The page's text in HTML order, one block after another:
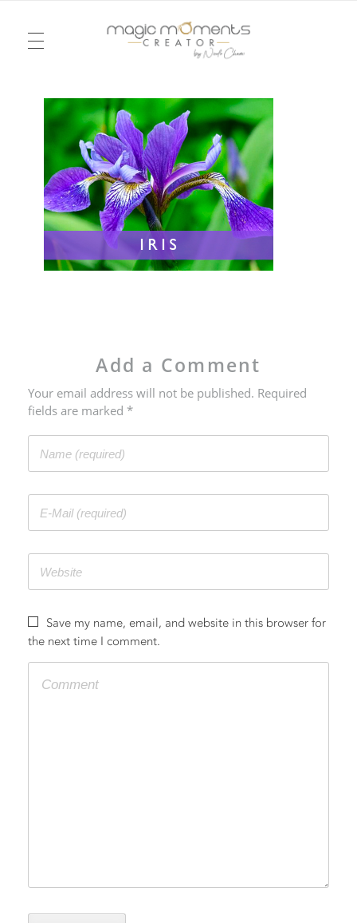
Magic Moments Creator
Pour un mariage ou un anniversaire, une soirée ou un week-end, je vous emmène dans la réalité d’un rêve, dessiné à l’image du vôtre. Je serai votre agence d’émotions !
Mode
Chroniques
Rencontres
ÉVÉNEMENTS
MARIAGE
Add a Comment
Your email address will not be published. Required
fields are marked *
Save my name, email, and website in this browser for
the next time I comment.